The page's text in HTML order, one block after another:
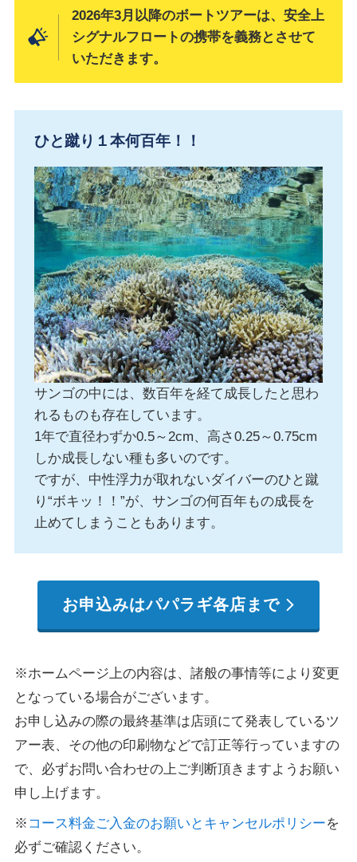
2026年3月以降のボートツアーは、安全上
シグナルフロートの携帯を義務とさせて
いただきます。
ひと蹴り１本何百年！！
サンゴの中には、数百年を経て成長したと思わ
れるものも存在しています。
1年で直径わずか0.5～2cm、高さ0.25～0.75cm
しか成長しない種も多いのです。
ですが、中性浮力が取れないダイバーのひと蹴
り“ボキッ！！”が、サンゴの何百年もの成長を
止めてしまうこともあります。
お申込みはパパラギ各店まで
※ホームページ上の内容は、諸般の事情等により変更
となっている場合がございます。
お申し込みの際の最終基準は店頭にて発表しているツ
アー表、その他の印刷物などで訂正等行っていますの
で、必ずお問い合わせの上ご判断頂きますようお願い
申し上げます。
※ コース料金ご入金のお願いとキャンセルポリシーを
必ずご確認ください。